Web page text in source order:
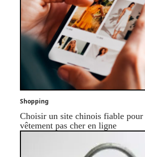
Shopping
Choisir un site chinois fiable pour
vêtement pas cher en ligne